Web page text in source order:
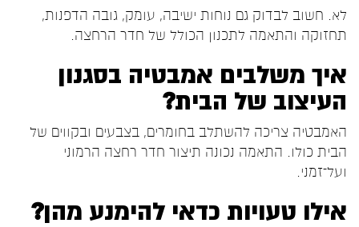
לא. חשוב לבדוק גם נוחות ישיבה, עומק, גובה הדפנות,
תחזוקה והתאמה לתכנון הכולל של חדר הרחצה.
איך משלבים אמבטיה בסגנון
העיצוב של הבית?
האמבטיה צריכה להשתלב בחומרים, בצבעים ובקווים של
הבית כולו. התאמה נכונה תיצור חדר רחצה הרמוני
ועל־זמני.
אילו טעויות כדאי להימנע מהן?